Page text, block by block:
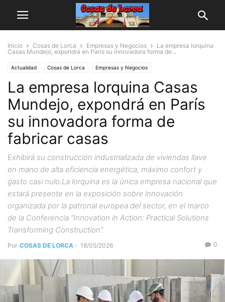
Inicio Cosas de Lorca Empresas y Negocios
La empresa lorquina
Casas Mundejo, expondrá en París su innovadora forma de...
Actualidad Cosas de Lorca Empresas y Negocios
La empresa lorquina Casas
Mundejo, expondrá en París
su innovadora forma de
fabricar casas
Exhibirá su construcción industrializada de viviendas llave
en mano de alta eficiencia energética, máximo confort y
gasto casi nulo.La lorquina es la única empresa nacional que
estará presente en la exposición sobre innovación
organizada por la patronal europea del sector, en el marco
de la Conferencia “Innovation in Action: Practical Solutions
Transforming Construction”.
Por COSAS DE LORCA - 18/05/2026 0